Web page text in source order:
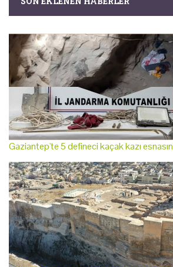
Gaziantep'te 5 defineci kaçak kazı